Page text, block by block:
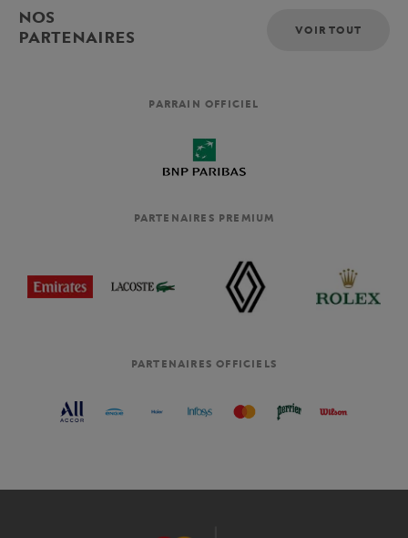
NOS
PARTENAIRES
VOIR TOUT
PARRAIN OFFICIEL
PARTENAIRES PREMIUM
PARTENAIRES OFFICIELS